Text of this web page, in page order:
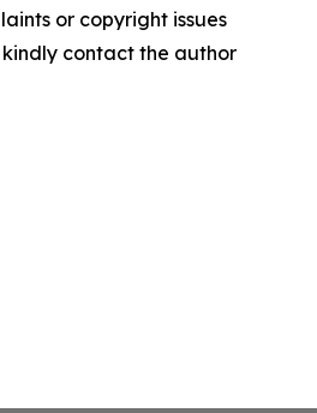
or copyright issues
contact the author